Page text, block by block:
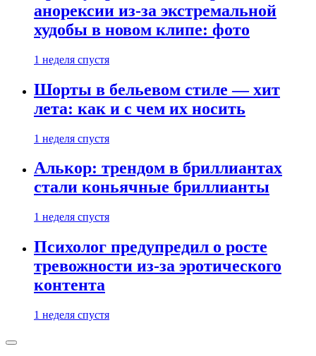
анорексии из-за экстремальной
худобы в новом клипе: фото
1 неделя спустя
Шорты в бельевом стиле — хит
лета: как и с чем их носить
1 неделя спустя
Алькор: трендом в бриллиантах
стали коньячные бриллианты
1 неделя спустя
Психолог предупредил о росте
тревожности из-за эротического
контента
1 неделя спустя